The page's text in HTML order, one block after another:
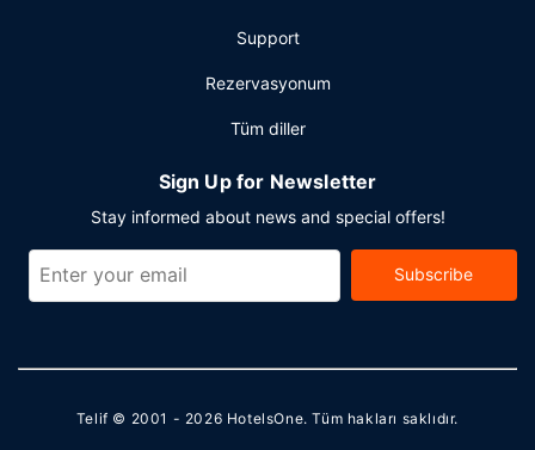
Support
Rezervasyonum
Tüm diller
Sign Up for Newsletter
Stay informed about news and special offers!
Subscribe
Telif © 2001 - 2026 HotelsOne. Tüm hakları saklıdır.